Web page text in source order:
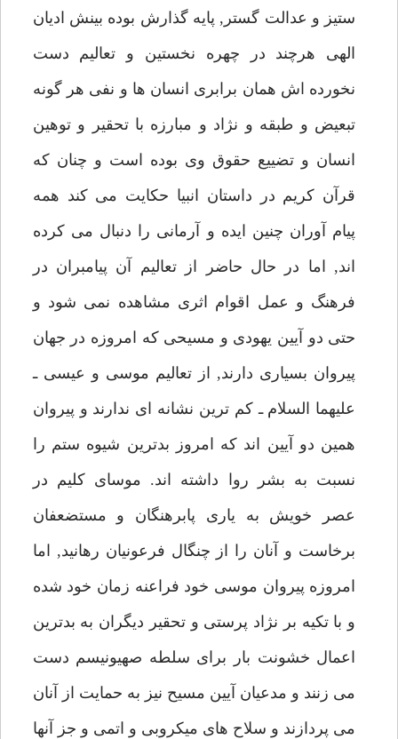
ستيز و عدالت گستر, پايه گذارش بوده بينش اديان
الهى هرچند در چهره نخستين و تعاليم دست
نخورده اش همان برابرى انسان ها و نفى هر گونه
تبعيض و طبقه و نژاد و مبارزه با تحقير و توهين
انسان و تضييع حقوق وى بوده است و چنان كه
قرآن كريم در داستان انبيا حكايت مى كند همه
پيام آوران چنين ايده و آرمانى را دنبال مى كرده
اند, اما در حال حاضر از تعاليم آن پيامبران در
فرهنگ و عمل اقوام اثرى مشاهده نمى شود و
حتى دو آيين يهودى و مسيحى كه امروزه در جهان
پيروان بسيارى دارند, از تعاليم موسى و عيسى ـ
عليهما السلام ـ كم ترين نشانه اى ندارند و پيروان
همين دو آيين اند كه امروز بدترين شيوه ستم را
نسبت به بشر روا داشته اند. موساى كليم در
عصر خويش به يارى پابرهنگان و مستضعفان
برخاست و آنان را از چنگال فرعونيان رهانيد, اما
امروزه پيروان موسى خود فراعنه زمان خود شده
و با تكيه بر نژاد پرستى و تحقير ديگران به بدترين
اعمال خشونت بار براى سلطه صهيونيسم دست
مى زنند و مدعيان آيين مسيح نيز به حمايت از آنان
مى پردازند و سلاح هاى ميكروبى و اتمى و جز آنها